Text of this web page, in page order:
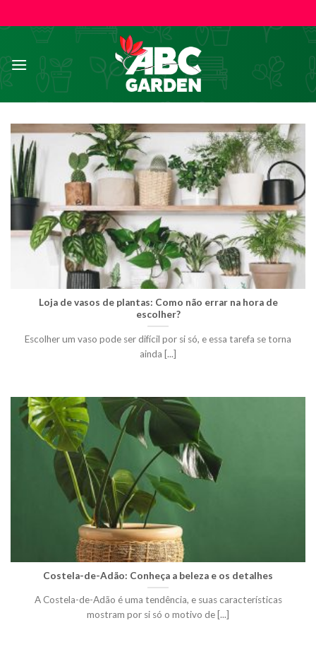
to
content
Loja de vasos de plantas: Como não errar na hora de
escolher?
Escolher um vaso pode ser difícil por si só, e essa tarefa se torna
ainda [...]
Costela-de-Adão: Conheça a beleza e os detalhes
A Costela-de-Adão é uma tendência, e suas características
mostram por si só o motivo de [...]